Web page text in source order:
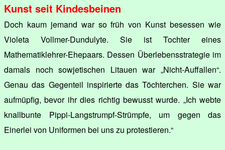
Kunst seit Kindesbeinen
Doch kaum jemand war so früh von Kunst besessen wie
Violeta Vollmer-Dundulyte. Sie ist Tochter eines
Mathematiklehrer-Ehepaars. Dessen Überlebensstrategie im
damals noch sowjetischen Litauen war „Nicht-Auffallen“.
Genau das Gegenteil inspirierte das Töchterchen. Sie war
aufmüpfig, bevor ihr dies richtig bewusst wurde. „Ich webte
knallbunte Pippi-Langstrumpf-Strümpfe, um gegen das
Einerlei von Uniformen bei uns zu protestieren.“